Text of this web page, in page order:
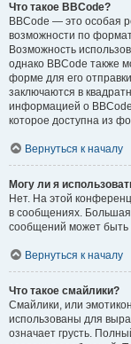
Что такое BBCode?
BBCode — это особая
возможности по
Возможность
однако BBCode также
форме для его
заключаются в
информацией о BBCode
которое доступна из
Вернуться к началу
Могу ли я
Нет. На этой
в сообщениях.
сообщений может быть
Вернуться к началу
Что такое смайлики?
Смайлики, или
использованы для
означает грусть.